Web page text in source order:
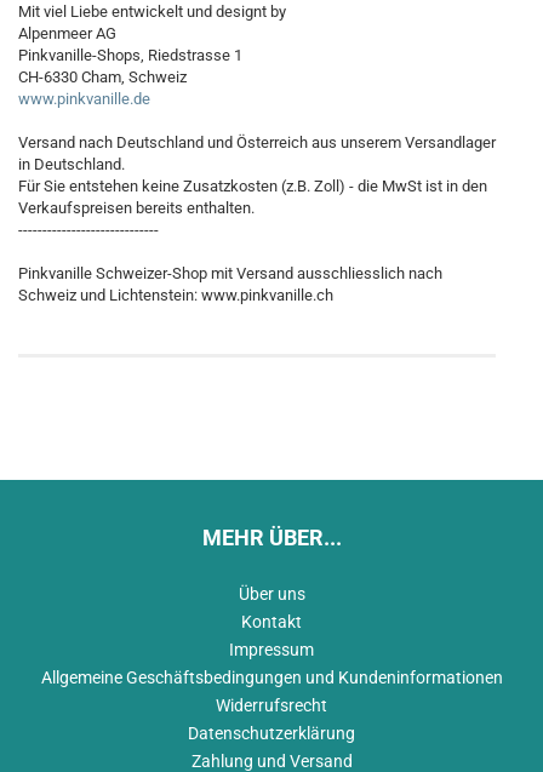
Mit viel Liebe entwickelt und designt by
Alpenmeer AG
Pinkvanille-Shops, Riedstrasse 1
CH-6330 Cham, Schweiz
www.pinkvanille.de
Versand nach Deutschland und Österreich aus unserem Versandlager
in Deutschland.
Für Sie entstehen keine Zusatzkosten (z.B. Zoll) - die MwSt ist in den
Verkaufspreisen bereits enthalten.
-----------------------------
Pinkvanille Schweizer-Shop mit Versand ausschliesslich nach
Schweiz und Lichtenstein: www.pinkvanille.ch
MEHR ÜBER...
Über uns
Kontakt
Impressum
Allgemeine Geschäftsbedingungen und Kundeninformationen
Widerrufsrecht
Datenschutzerklärung
Zahlung und Versand